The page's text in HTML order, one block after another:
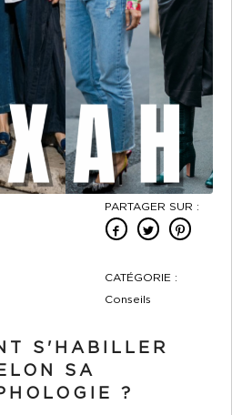
PARTAGER SUR :
CATÉGORIE :
Conseils
S'HABILLER
SA
?